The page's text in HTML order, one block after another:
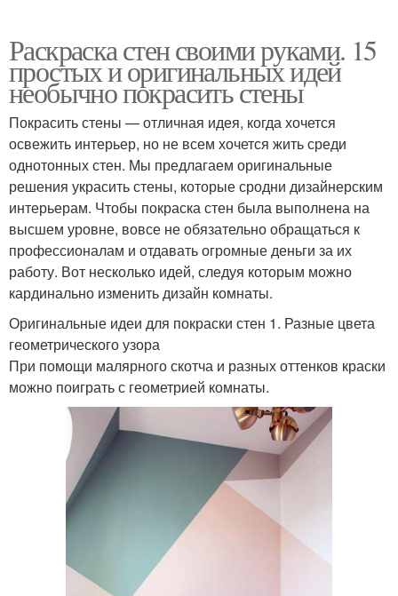
Раскраска стен своими руками. 15
простых и оригинальных идей
необычно покрасить стены
Покрасить стены — отличная идея, когда хочется
освежить интерьер, но не всем хочется жить среди
однотонных стен. Мы предлагаем оригинальные
решения украсить стены, которые сродни дизайнерским
интерьерам. Чтобы покраска стен была выполнена на
высшем уровне, вовсе не обязательно обращаться к
профессионалам и отдавать огромные деньги за их
работу. Вот несколько идей, следуя которым можно
кардинально изменить дизайн комнаты.
Оригинальные идеи для покраски стен 1. Разные цвета
геометрического узора
При помощи малярного скотча и разных оттенков краски
можно поиграть с геометрией комнаты.